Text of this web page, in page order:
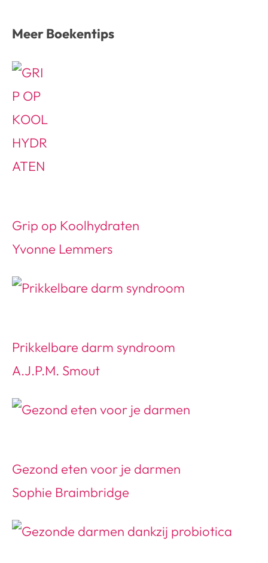
Meer Boekentips
Grip op Koolhydraten
Yvonne Lemmers
Prikkelbare darm syndroom
A.J.P.M. Smout
Gezond eten voor je darmen
Sophie Braimbridge